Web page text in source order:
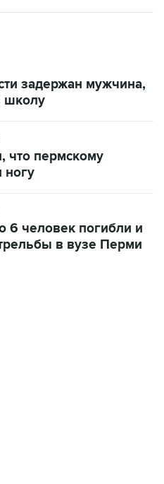
задержан мужчина,
школу
что пермскому
ногу
6 человек погибли и
в вузе Перми